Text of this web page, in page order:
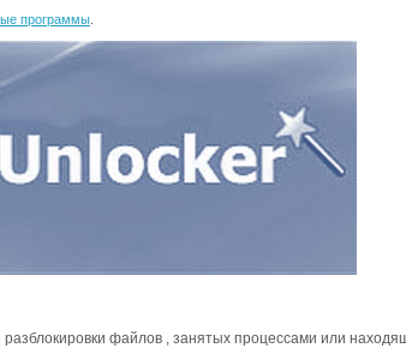
программы
файлов , занятых процессами или